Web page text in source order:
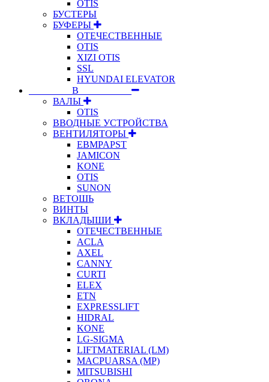
OTIS
БУСТЕРЫ
БУФЕРЫ
ОТЕЧЕСТВЕННЫЕ
OTIS
XIZI OTIS
SSL
HYUNDAI ELEVATOR
⠀⠀⠀⠀⠀⠀В⠀⠀⠀⠀⠀⠀⠀
ВАЛЫ
OTIS
ВВОДНЫЕ УСТРОЙСТВА
ВЕНТИЛЯТОРЫ
EBMPAPST
JAMICON
KONE
OTIS
SUNON
ВЕТОШЬ
ВИНТЫ
ВКЛАДЫШИ
ОТЕЧЕСТВЕННЫЕ
ACLA
AXEL
CANNY
CURTI
ELEX
ETN
EXPRESSLIFT
HIDRAL
KONE
LG-SIGMA
LIFTMATERIAL (LM)
MACPUARSA (MP)
MITSUBISHI